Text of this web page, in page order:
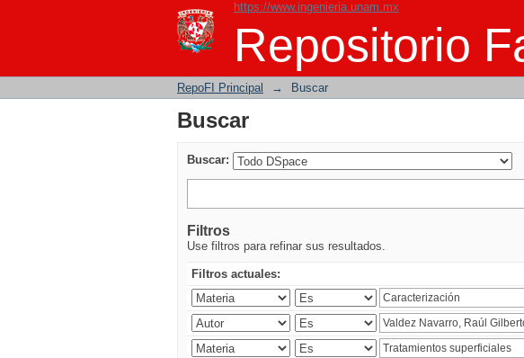
https://www.ingenieria.unam.mx
Repositorio
Buscar
RepoFI Principal → Buscar
Buscar
Buscar:
Filtros
Use filtros para refinar sus resultados.
Filtros actuales: